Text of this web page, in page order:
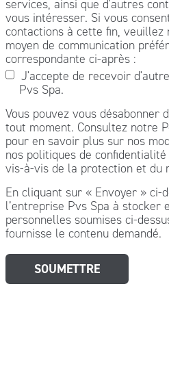
services, ainsi que d'autres
vous intéresser. Si vous
contactions à cette fin, veuillez
moyen de communication
correspondante ci-après :
J'accepte de recevoir
Pvs Spa.
Vous pouvez vous désabonner
tout moment. Consultez notre
pour en savoir plus sur nos
nos politiques de
vis-à-vis de la protection et du
En cliquant sur « Envoyer » ci-
l’entreprise Pvs Spa à stocker
personnelles soumises ci-
fournisse le contenu demandé.